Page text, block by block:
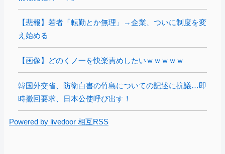
【悲報】若者「転勤とか無理」→企業、ついに制度を変
え始める
【画像】どのくノ一を快楽責めしたいｗｗｗｗｗ
韓国外交省、防衛白書の竹島についての記述に抗議…即
時撤回要求、日本公使呼び出す！
Powered by livedoor 相互RSS